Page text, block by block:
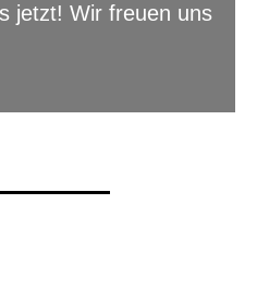
jetzt! Wir freuen uns